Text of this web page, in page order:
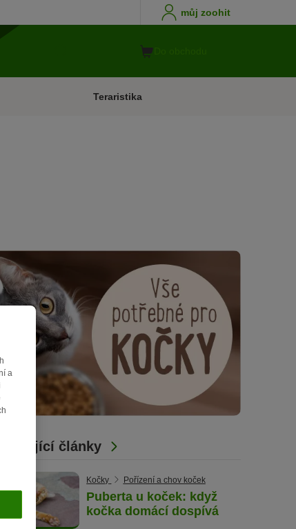
můj zoohit
Teraristika
články
Kočky Pořízení a chov koček
Puberta u koček: když
kočka domácí dospívá
a